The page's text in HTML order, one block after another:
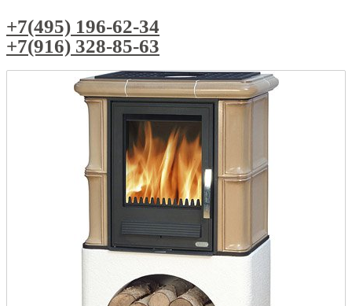
+7(495) 196-62-34
+7(916) 328-85-63